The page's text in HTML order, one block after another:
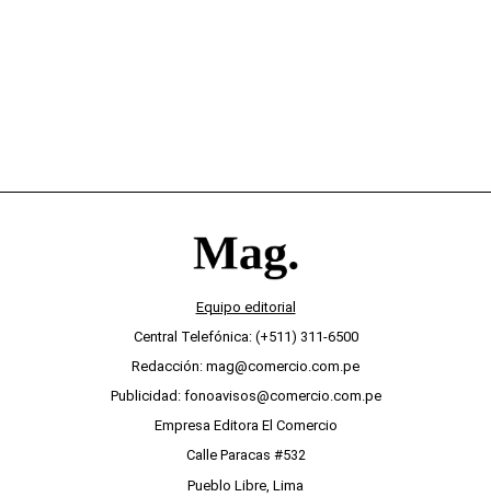
Equipo editorial
Central Telefónica: (+511) 311-6500
Redacción: mag@comercio.com.pe
Publicidad: fonoavisos@comercio.com.pe
Empresa Editora El Comercio
Calle Paracas #532
Pueblo Libre, Lima